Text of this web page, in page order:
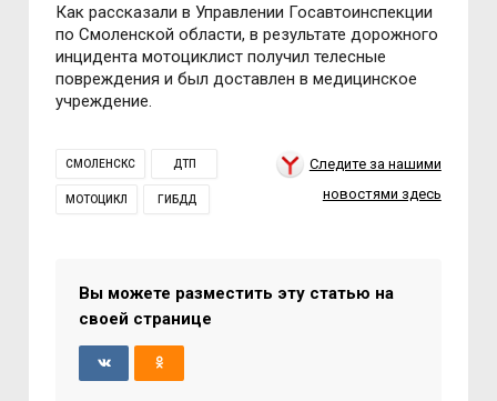
Как рассказали в Управлении Госавтоинспекции
по Смоленской области, в результате дорожного
инцидента мотоциклист получил телесные
повреждения и был доставлен в медицинское
учреждение.
СМОЛЕНСКС ДТП
МОТОЦИКЛ ГИБДД
Следите за нашими
новостями здесь
Вы можете разместить эту статью на
своей странице